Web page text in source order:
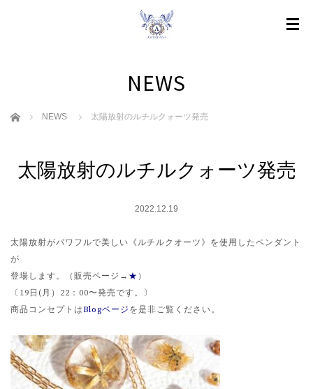
NEWS
ホーム NEWS 太陽放射のルチルクォーツ発売
太陽放射のルチルクォーツ発売
2022.12.19
太陽放射がパワフルで美しい《ルチルクオーツ》を使用したペンダント
が
登場します。（販売ページ→ ★ ）
〔19日(月）22：00〜発売です。〕
商品コンセプトはBlogページ を是非ご覧ください。